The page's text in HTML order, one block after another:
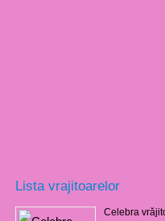
Lista vrajitoarelor
Celebra